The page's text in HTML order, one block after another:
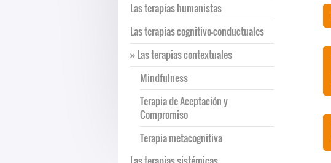
Las terapias humanistas
Las terapias cognitivo-conductuales
Las terapias contextuales
Mindfulness
Terapia de Aceptación y
Compromiso
Terapia metacognitiva